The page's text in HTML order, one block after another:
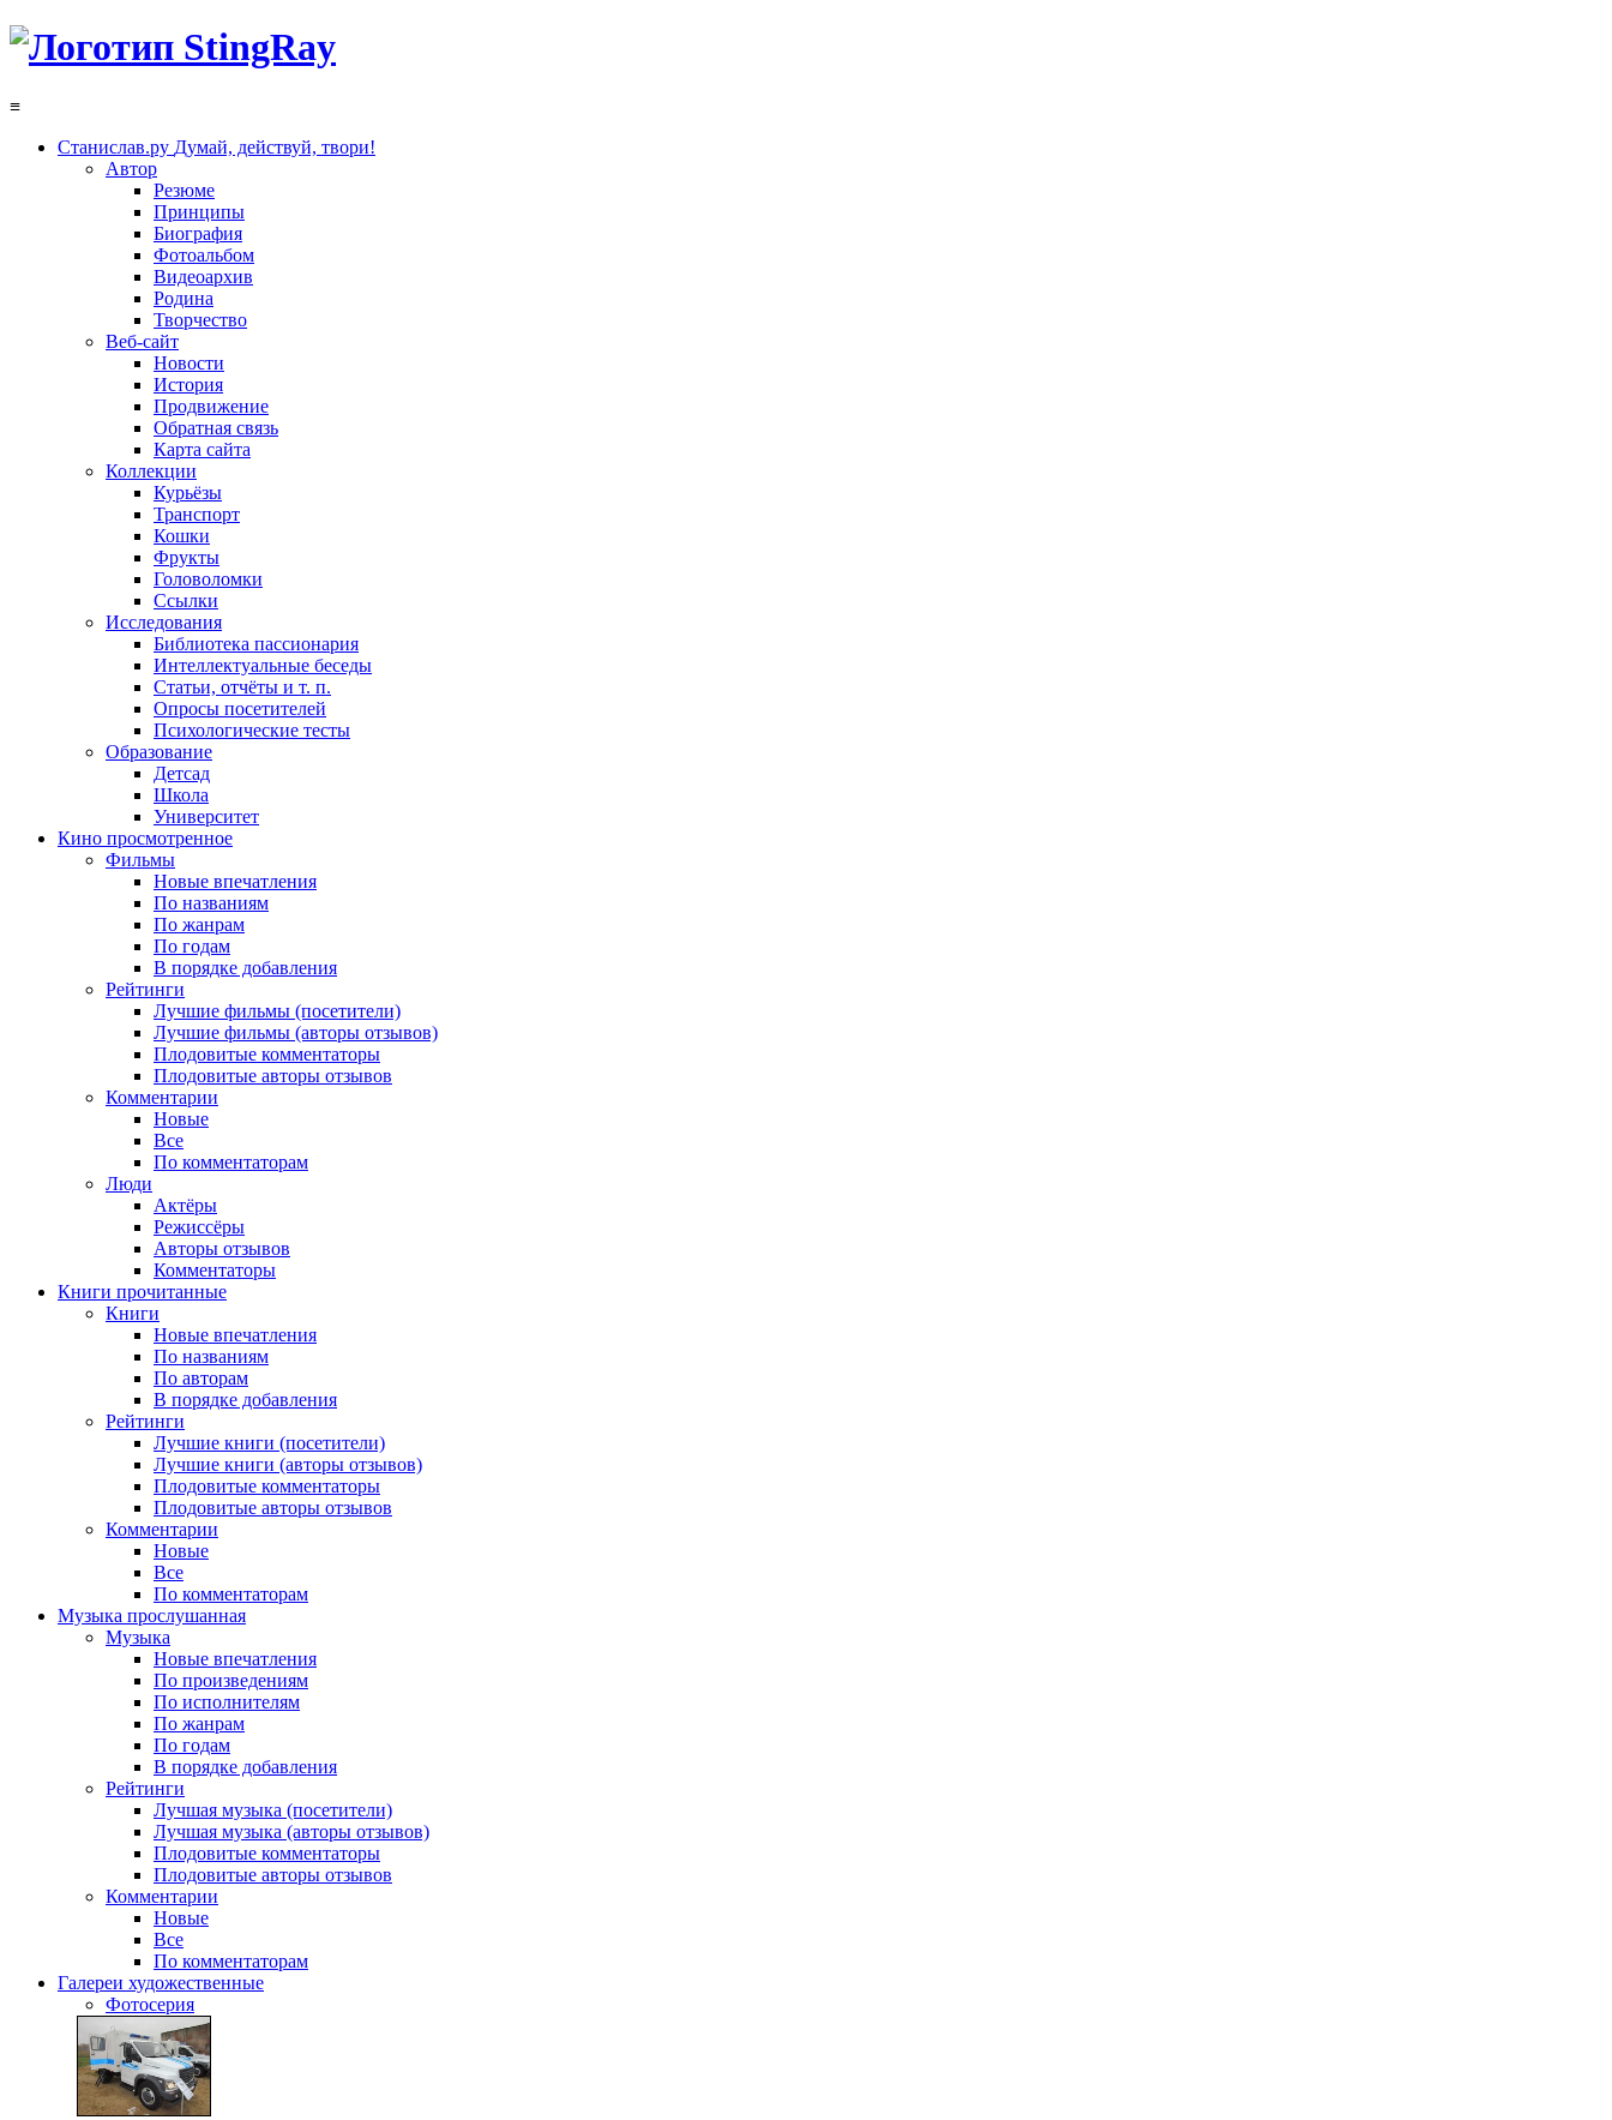
≡
Станислав.ру Думай, действуй, твори!
Автор
Резюме
Принципы
Биография
Фотоальбом
Видеоархив
Родина
Творчество
Веб-сайт
Новости
История
Продвижение
Обратная связь
Карта сайта
Коллекции
Курьёзы
Транспорт
Кошки
Фрукты
Головоломки
Ссылки
Исследования
Библиотека пассионария
Интеллектуальные беседы
Статьи, отчёты и т. п.
Опросы посетителей
Психологические тесты
Образование
Детсад
Школа
Университет
Кино просмотренное
Фильмы
Новые впечатления
По названиям
По жанрам
По годам
В порядке добавления
Рейтинги
Лучшие фильмы (посетители)
Лучшие фильмы (авторы отзывов)
Плодовитые комментаторы
Плодовитые авторы отзывов
Комментарии
Новые
Все
По комментаторам
Люди
Актёры
Режиссёры
Авторы отзывов
Комментаторы
Книги прочитанные
Книги
Новые впечатления
По названиям
По авторам
В порядке добавления
Рейтинги
Лучшие книги (посетители)
Лучшие книги (авторы отзывов)
Плодовитые комментаторы
Плодовитые авторы отзывов
Комментарии
Новые
Все
По комментаторам
Музыка прослушанная
Музыка
Новые впечатления
По произведениям
По исполнителям
По жанрам
По годам
В порядке добавления
Рейтинги
Лучшая музыка (посетители)
Лучшая музыка (авторы отзывов)
Плодовитые комментаторы
Плодовитые авторы отзывов
Комментарии
Новые
Все
По комментаторам
Галереи художественные
Фотосерия